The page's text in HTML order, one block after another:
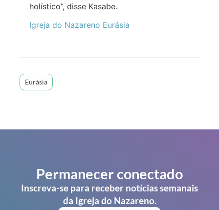
holístico”, disse Kasabe.
Igreja do Nazareno Eurásia
Eurásia
Permanecer conectado
Inscreva-se para receber notícias semanais
da Igreja do Nazareno.